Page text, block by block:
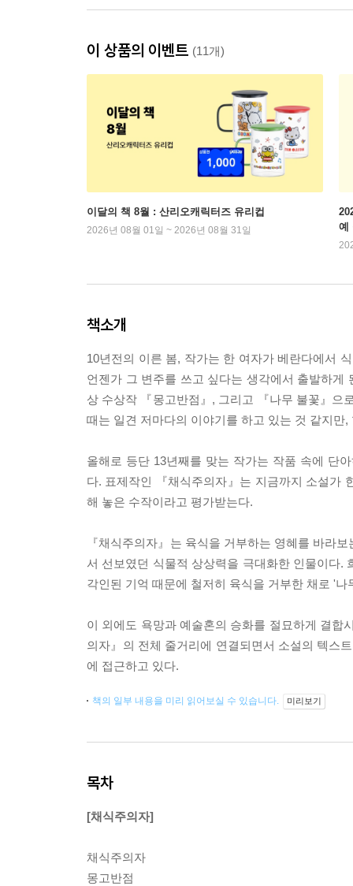
이 상품의 이벤트 (11개)
이달의 책 8월 : 산리오캐릭터즈 유리컵
2026년 08월 01일 ~ 2026년 08월 31일
예
책소개
10년전의 이른 봄, 작가는 한 여자가 베란다에서
언젠가 그 변주를 쓰고 싶다는 생각에서 출발하
상 수상작 『몽고반점』, 그리고 『나무 불꽃』으
때는 일견 저마다의 이야기를 하고 있는 것 같지
올해로 등단 13년째를 맞는 작가는 작품 속에 단
다. 표제작인 『채식주의자』는 지금까지 소설가
해 놓은 수작이라고 평가받는다.
『채식주의자』는 육식을 거부하는 영혜를 바라
서 선보였던 식물적 상상력을 극대화한 인물이다.
각인된 기억 때문에 철저히 육식을 거부한 채로 '
이 외에도 욕망과 예술혼의 승화를 절묘하게 결합
의자』의 전체 줄거리에 연결되면서 소설의 텍스
에 접근하고 있다.
책의 일부 내용을 미리 읽어보실 수 있습니다. 미리보기
목차
[채식주의자]
채식주의자
몽고반점